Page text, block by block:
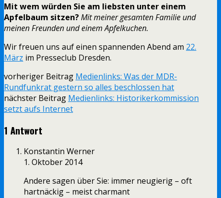
Mit wem würden Sie am liebsten unter einem
Apfelbaum sitzen?Mit meiner gesamten Familie und
meinen Freunden und einem Apfelkuchen.
Wir freuen uns auf einen spannenden Abend am 22.
März im Presseclub Dresden.
vorheriger Beitrag Medienlinks: Was der MDR-
Rundfunkrat gestern so alles beschlossen hat
nächster Beitrag Medienlinks: Historikerkommission
setzt aufs Internet
1 Antwort
Konstantin Werner
1. Oktober 2014
Andere sagen über Sie: immer neugierig – oft
hartnäckig – meist charmant